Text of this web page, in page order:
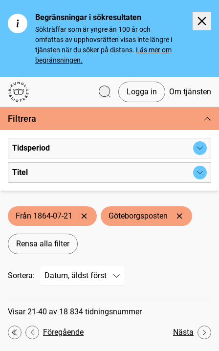
Begränsningar i sökresultaten
Sökträffar som är yngre än 100 år och
omfattas av upphovsrätten visas inte längre i
tjänsten när du söker på distans. Läs mer om
begränsningen.
Svenska tidningar
Logga in Om tjänsten
Filtrera
Tidsperiod
Titel
Från 1864-07-21 Göteborgsposten
Rensa alla filter
Sortera:
Sökresultat
Visar 21-40 av 18 834 tidningsnummer
Första
Föregående Nästa